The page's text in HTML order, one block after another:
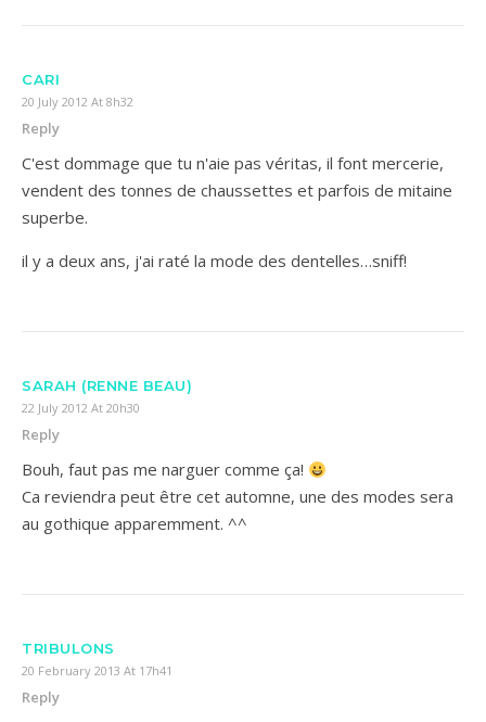
CARI
20 July 2012 At 8h32
Reply
C'est dommage que tu n'aie pas véritas, il font mercerie,
vendent des tonnes de chaussettes et parfois de mitaine
superbe.
il y a deux ans, j'ai raté la mode des dentelles…sniff!
SARAH (RENNE BEAU)
22 July 2012 At 20h30
Reply
Bouh, faut pas me narguer comme ça!
Ca reviendra peut être cet automne, une des modes sera
au gothique apparemment. ^^
TRIBULONS
20 February 2013 At 17h41
Reply